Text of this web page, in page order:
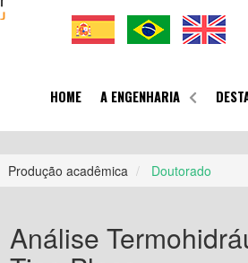
HOME A ENGENHARIA
Produção acadêmica Doutorado
Análise